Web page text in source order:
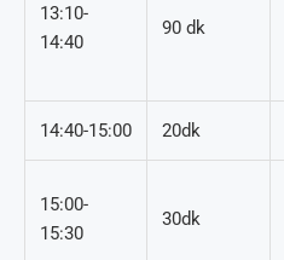
13:10-
14:40
90 dk
14:40-15:00 20dk
15:00-
15:30
30dk